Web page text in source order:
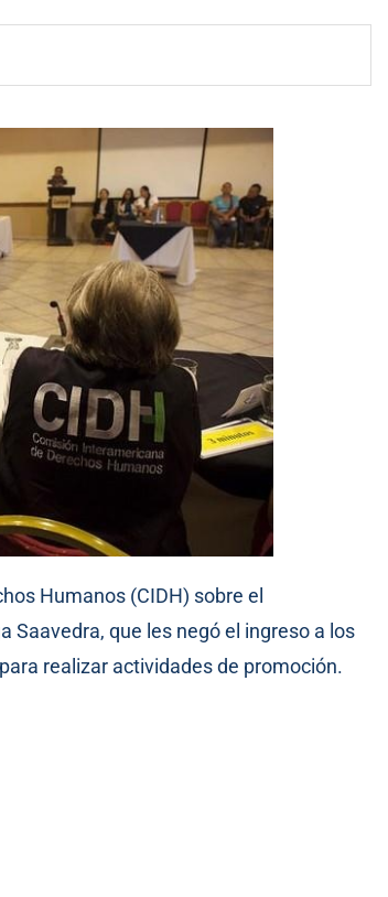
Humanos (CIDH) sobre el
Saavedra, que les negó el ingreso a los
realizar actividades de promoción.